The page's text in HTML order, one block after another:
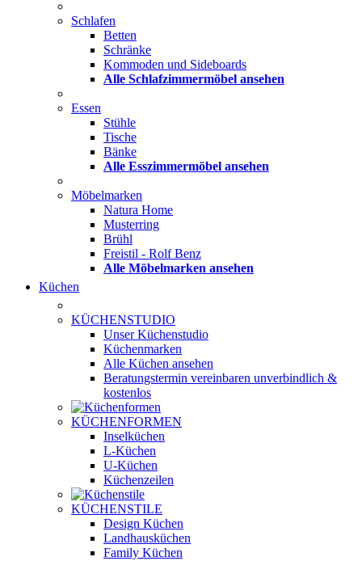
Schlafen
Betten
Schränke
Kommoden und Sideboards
Alle Schlafzimmermöbel ansehen
Essen
Stühle
Tische
Bänke
Alle Esszimmermöbel ansehen
Möbelmarken
Natura Home
Musterring
Brühl
Freistil - Rolf Benz
Alle Möbelmarken ansehen
Küchen
KÜCHENSTUDIO
Unser Küchenstudio
Küchenmarken
Alle Küchen ansehen
Beratungstermin vereinbaren unverbindlich &
kostenlos
KÜCHENFORMEN
Inselküchen
L-Küchen
U-Küchen
Küchenzeilen
KÜCHENSTILE
Design Küchen
Landhausküchen
Family Küchen